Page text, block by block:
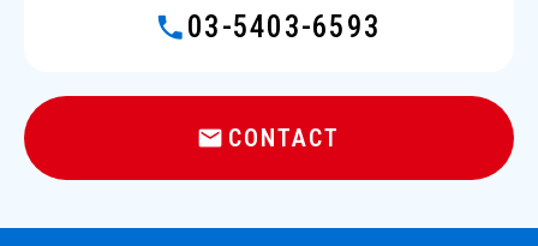
03-5403-6593
CONTACT